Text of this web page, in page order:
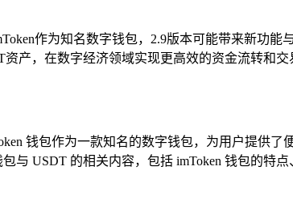
作为知名数字钱包，2.9版本可能带来新功
产，在数字经济领域实现更高效的资金流转和
钱包作为一款知名的数字钱包，为用户提供
与 USDT 的相关内容，包括 imToken 钱包的特